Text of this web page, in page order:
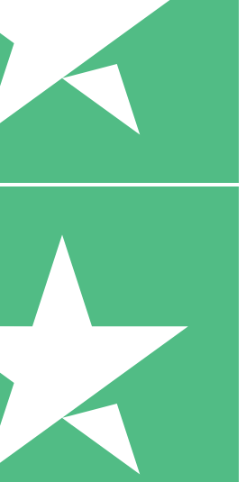
10 00
10 Downloads
20 00